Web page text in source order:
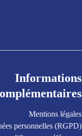
Informations
Mentions légales
personnelles (RGPD)